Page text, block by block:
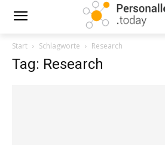
Start Schlagworte Research
Tag: Research